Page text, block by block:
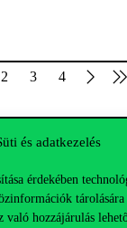
és adatkezelés
érdekében
tárolására
való hozzájárulás
2 3 4